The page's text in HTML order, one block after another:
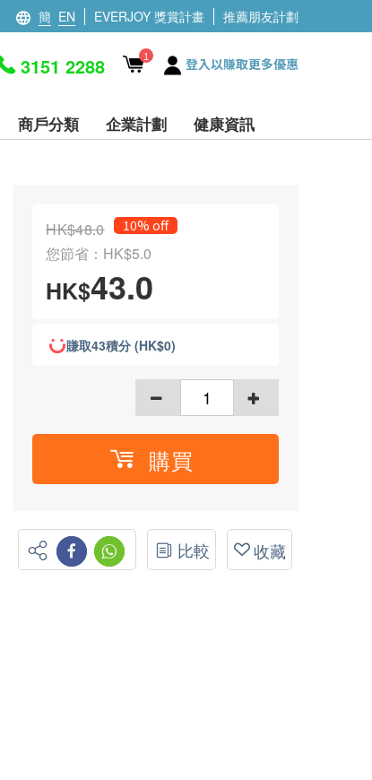
簡 EN EVERJOY 獎賞計畫 推薦朋友計劃
3151 2288 1 登入以賺取更多優惠
商戶分類 企業計劃 健康資訊
HK$48.0 10% off
您節省：HK$5.0
HK$43.0
賺取43積分 (HK$0)
購買
比較 收藏